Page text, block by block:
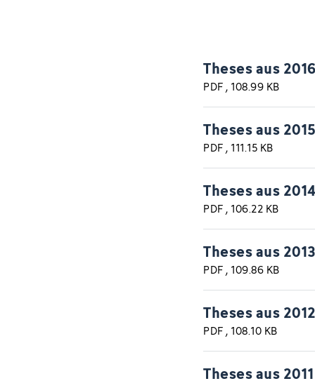
Theses aus 2016
PDF, 108.99 KB
Theses aus 2015
PDF, 111.15 KB
Theses aus 2014
PDF, 106.22 KB
Theses aus 2013
PDF, 109.86 KB
Theses aus 2012
PDF, 108.10 KB
Theses aus 2011